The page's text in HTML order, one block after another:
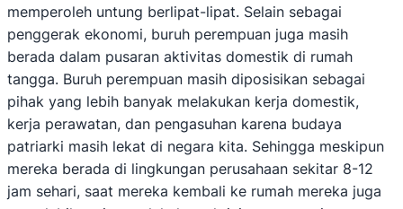
memperoleh untung berlipat-lipat. Selain sebagai
penggerak ekonomi, buruh perempuan juga masih
berada dalam pusaran aktivitas domestik di rumah
tangga. Buruh perempuan masih diposisikan sebagai
pihak yang lebih banyak melakukan kerja domestik,
kerja perawatan, dan pengasuhan karena budaya
patriarki masih lekat di negara kita. Sehingga meskipun
mereka berada di lingkungan perusahaan sekitar 8-12
jam sehari, saat mereka kembali ke rumah mereka juga